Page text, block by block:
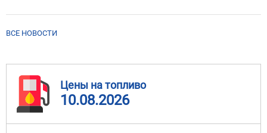
ВСЕ НОВОСТИ
Цены на топливо
10.08.2026